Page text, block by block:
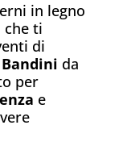
in legno
ti
di
da
per
e